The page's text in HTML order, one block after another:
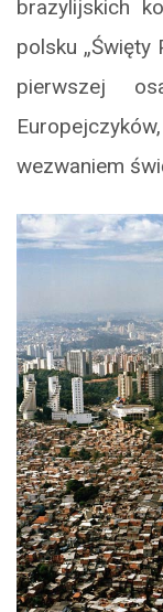
brazylijskich
polsku „Święty
pierwszej
wezwaniem